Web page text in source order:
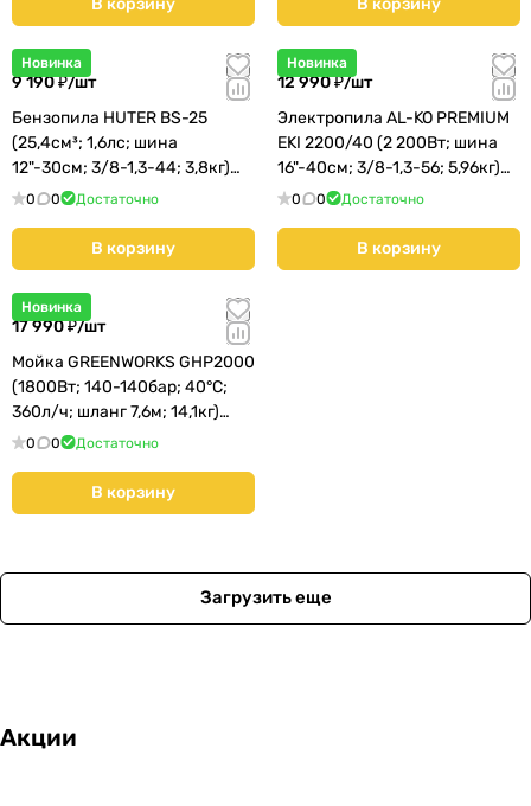
р
в
и
с
н
о
е
о
Новинка
9 190 ₽/шт
Бензопила HUTER BS-25
(25,4см³; 1,6лс; шина
12"-30см; 3/8-1,3-44; 3,8кг)
(70/6/5)
0 0 Достаточно
В корзину
Новинка
12 990 ₽/шт
Электропила AL-KO PREMIUM
EKI 2200/40 (2 200Вт; шина
16"-40см; 3/8-1,3-56; 5,96кг)
(112809)
0 0 Достаточно
В корзину
Новинка
17 990 ₽/шт
Мойка GREENWORKS GHP2000
(1800Вт; 140-140бар; 40°C;
360л/ч; шланг 7,6м; 14,1кг)
(5105507)
0 0 Достаточно
В корзину
Загрузить еще
Акции